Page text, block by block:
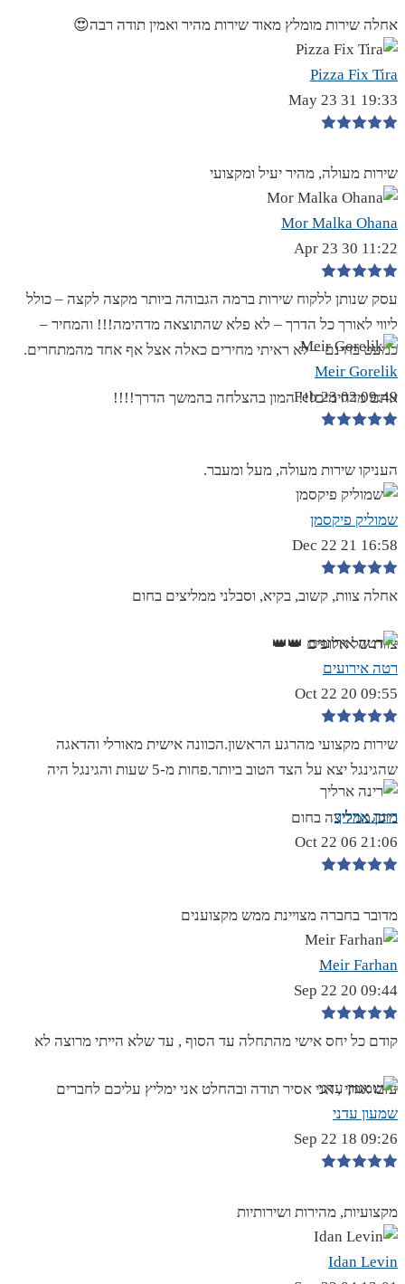
אחלה שירות מומלץ מאוד שירות מהיר ואמין תודה רבה😍
Pizza Fix Tira
19:33 31 May 23
שירות מעולה, מהיר יעיל ומקצועי
Mor Malka Ohana
11:22 30 Apr 23
עסק שנותן ללקוח שירות ברמה הגבוהה ביותר מקצה לקצה – כולל
ליווי לאורך כל הדרך – לא פלא שהתוצאה מדהימה!!! והמחיר –
כמעט בחינם – לא ראיתי מחירים כאלה אצל אף אחד מהמתחרים.
אתם מדהימים!!! המון בהצלחה בהמשך הדרך!!!!
Meir Gorelik
09:49 02 Feb 23
העניקו שירות מעולה, מעל ומעבר.
שמוליק פיקסמן
16:58 21 Dec 22
אחלה צוות, קשוב, בקיא, וסבלני ממליצים בחום
צוות של אלופים 👑👑
רטה אירועים
09:55 20 Oct 22
שירות מקצועי מהרגע הראשון.הכוונה אישית מאורלי והדאגה
שהגינגל יצא על הצד הטוב ביותר.פחות מ-5 שעות והגינגל היה
מוכן.ממליצה בחום
רינה ארליך
21:06 06 Oct 22
מדובר בחברה מצויינת ממש מקצוענים
Meir Farhan
09:44 20 Sep 22
קודם כל יחס אישי מהתחלה עד הסוף , עד שלא הייתי מרוצה לא
עזבו אותי , אני אסיר תודה ובהחלט אני ימליץ עליכם לחברים
שמעון עדני
09:26 18 Sep 22
מקצועיות, מהירות ושירותיות
Idan Levin